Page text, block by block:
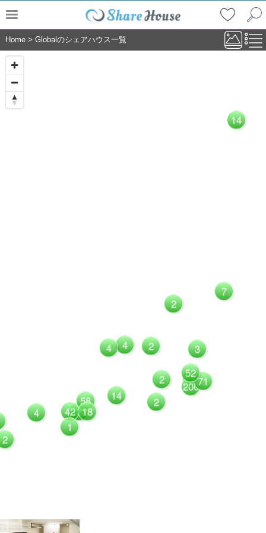
Home > Globalのシェアハウス一覧
1081
200
122
71
42
52
58
14
14
4
7
2
2
4
3
4
18
1
2
2
2